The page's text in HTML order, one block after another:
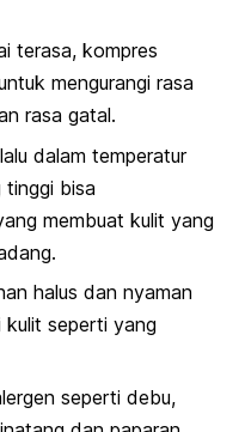
terasa, kompres
mengurangi rasa
rasa gatal.
dalam temperatur
tinggi bisa
membuat kulit yang
halus dan nyaman
kulit seperti yang
seperti debu,